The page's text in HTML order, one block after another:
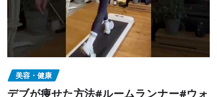
美容・健康
デブが痩せた方法#ルームランナー#ウォ